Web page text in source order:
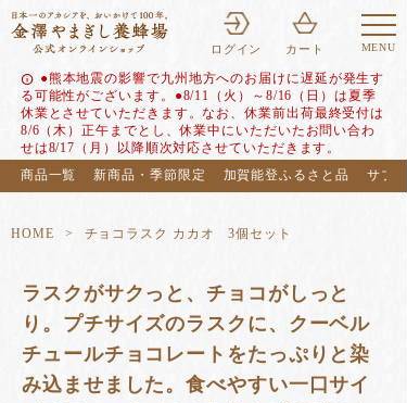
MENU
ログイン カート
info ●熊本地震の影響で九州地方へのお届けに遅延が発生す
る可能性がございます。●8/11（火）～8/16（日）は夏季
休業とさせていただきます。なお、休業前出荷最終受付は
8/6（木）正午までとし、休業中にいただいたお問い合わ
せは8/17（月）以降順次対応させていただきます。
商品一覧
新商品・季節限定 加賀能登ふるさと品 サブ
HOME チョコラスク カカオ 3個セット
ラスクがサクっと、チョコがしっと
り。プチサイズのラスクに、クーベル
チュールチョコレートをたっぷりと染
み込ませました。食べやすい一口サイ